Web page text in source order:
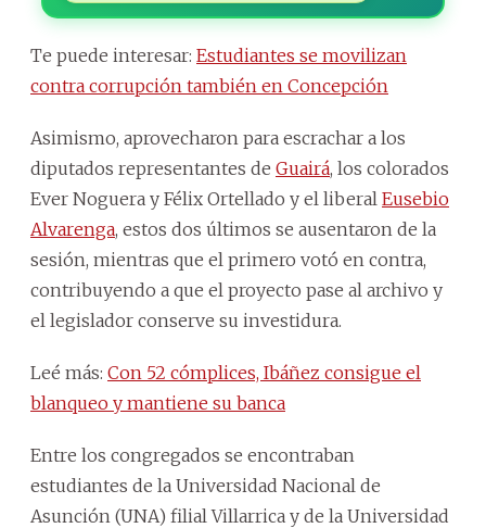
Te puede interesar: Estudiantes se movilizan
contra corrupción también en Concepción
Asimismo, aprovecharon para escrachar a los
diputados representantes de Guairá, los colorados
Ever Noguera y Félix Ortellado y el liberal Eusebio
Alvarenga, estos dos últimos se ausentaron de la
sesión, mientras que el primero votó en contra,
contribuyendo a que el proyecto pase al archivo y
el legislador conserve su investidura.
Leé más: Con 52 cómplices, Ibáñez consigue el
blanqueo y mantiene su banca
Entre los congregados se encontraban
estudiantes de la Universidad Nacional de
Asunción (UNA) filial Villarrica y de la Universidad